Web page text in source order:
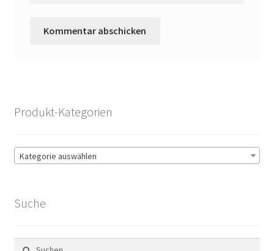
Produkt-Kategorien
Kategorie auswählen
Suche